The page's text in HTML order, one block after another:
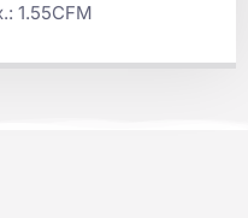
1.55CFM